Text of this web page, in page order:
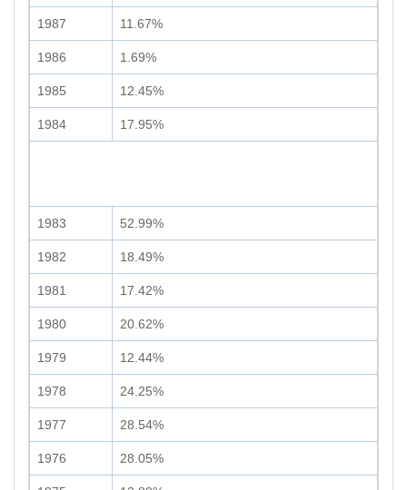
1987 11.67%
1986 1.69%
1985 12.45%
1984 17.95%
1983 52.99%
1982 18.49%
1981 17.42%
1980 20.62%
1979 12.44%
1978 24.25%
1977 28.54%
1976 28.05%